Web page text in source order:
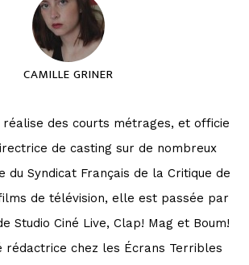
CAMILLE GRINER
des courts métrages, et officie
de casting sur de nombreux
du Syndicat Français de la Critique de
de télévision, elle est passée par
Studio Ciné Live, Clap! Mag et Boum!
rédactrice chez les Écrans Terribles